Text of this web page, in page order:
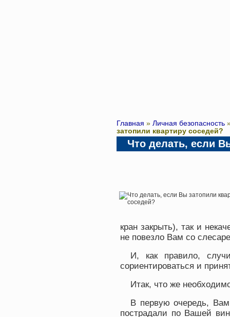
Главная » Личная безопасность
затопили квартиру соседей?
Что делать, если
кран закрыть), так и
не повезло Вам со
И, как правило,
сориентироваться и
Итак, что же
В первую очередь,
пострадали по Вашей